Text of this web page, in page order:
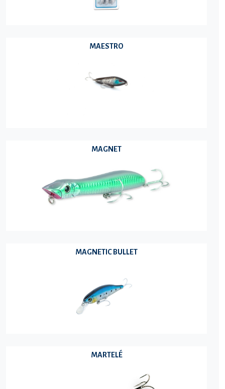
MAESTRO
MAGNET
MAGNETIC BULLET
MARTELÉ